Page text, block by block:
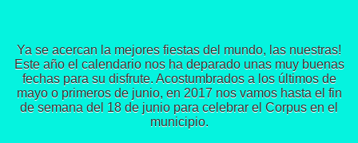
Ya se acercan la mejores fiestas del mundo, las nuestras!
Este año el calendario nos ha deparado unas muy buenas
fechas para su disfrute. Acostumbrados a los últimos de
mayo o primeros de junio, en 2017 nos vamos hasta el fin
de semana del 18 de junio para celebrar el Corpus en el
municipio.